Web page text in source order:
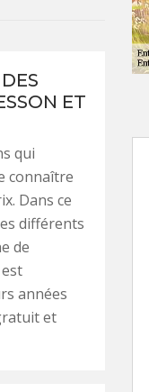
ET
qui
connaître
Dans ce
différents
de
années
et